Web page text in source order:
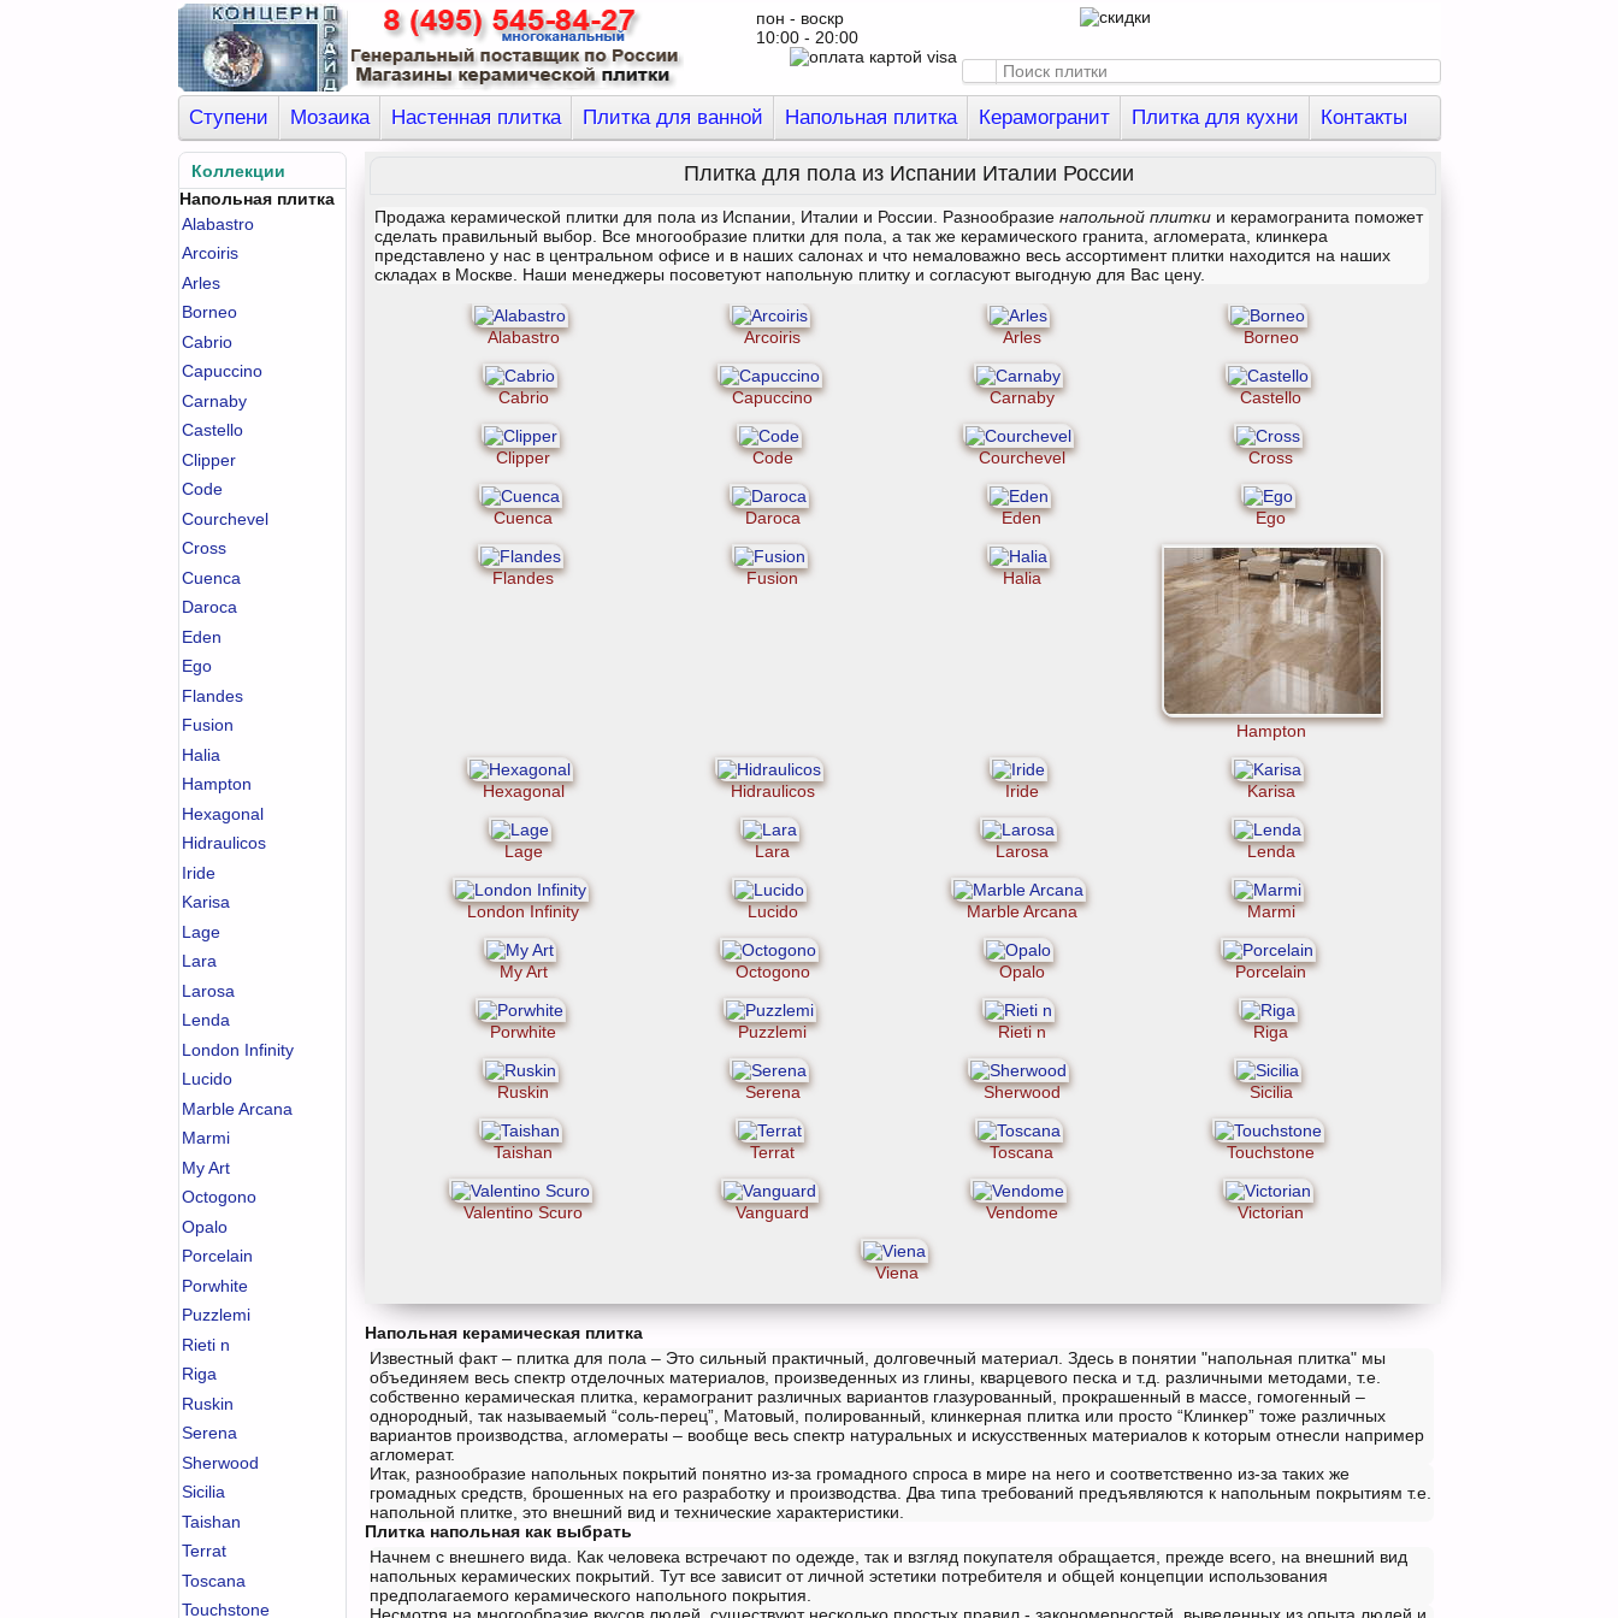
пон - воскр
10:00 - 20:00
Ступени Мозаика Настенная плитка Плитка для ванной Напольная плитка Керамогранит Плитка для кухни Контакты
Коллекции
Напольная плитка
Alabastro
Arcoiris
Arles
Borneo
Cabrio
Capuccino
Carnaby
Castello
Clipper
Code
Courchevel
Cross
Cuenca
Daroca
Eden
Ego
Flandes
Fusion
Halia
Hampton
Hexagonal
Hidraulicos
Iride
Karisa
Lage
Lara
Larosa
Lenda
London Infinity
Lucido
Marble Arcana
Marmi
My Art
Octogono
Opalo
Porcelain
Porwhite
Puzzlemi
Rieti n
Riga
Ruskin
Serena
Sherwood
Sicilia
Taishan
Terrat
Toscana
Touchstone
Плитка для пола из Испании Италии России
Продажа керамической плитки для пола из Испании, Италии и России. Разнообразие напольной плитки и керамогранита поможет
сделать правильный выбор. Все многообразие плитки для пола, а так же керамического гранита, агломерата, клинкера
представлено у нас в центральном офисе и в наших салонах и что немаловажно весь ассортимент плитки находится на наших
складах в Москве. Наши менеджеры посоветуют напольную плитку и согласуют выгодную для Вас цену.
Alabastro Arcoiris Arles Borneo
Cabrio Capuccino Carnaby Castello
Clipper Code Courchevel Cross
Cuenca Daroca Eden Ego
Flandes Fusion Halia
Hampton
Hexagonal Hidraulicos Iride Karisa
Lage Lara Larosa Lenda
London Infinity Lucido Marble Arcana Marmi
My Art Octogono Opalo Porcelain
Porwhite Puzzlemi Rieti n Riga
Ruskin Serena Sherwood Sicilia
Taishan Terrat Toscana Touchstone
Valentino Scuro Vanguard Vendome Victorian
Viena
Напольная керамическая плитка
Известный факт – плитка для пола – Это сильный практичный, долговечный материал. Здесь в понятии "напольная плитка" мы
объединяем весь спектр отделочных материалов, произведенных из глины, кварцевого песка и т.д. различными методами, т.е.
собственно керамическая плитка, керамогранит различных вариантов глазурованный, прокрашенный в массе, гомогенный –
однородный, так называемый “соль-перец”, Матовый, полированный, клинкерная плитка или просто “Клинкер” тоже различных
вариантов производства, агломераты – вообще весь спектр натуральных и искусственных материалов к которым отнесли например
агломерат.
Итак, разнообразие напольных покрытий понятно из-за громадного спроса в мире на него и соответственно из-за таких же
громадных средств, брошенных на его разработку и производства. Два типа требований предъявляются к напольным покрытиям т.е.
напольной плитке, это внешний вид и технические характеристики.
Плитка напольная как выбрать
Начнем с внешнего вида. Как человека встречают по одежде, так и взгляд покупателя обращается, прежде всего, на внешний вид
напольных керамических покрытий. Тут все зависит от личной эстетики потребителя и общей концепции использования
предполагаемого керамического напольного покрытия.